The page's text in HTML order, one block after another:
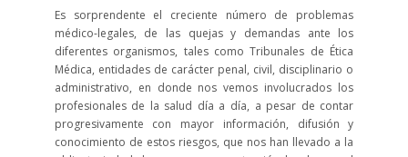
Es sorprendente el creciente número de problemas
médico-legales, de las quejas y demandas ante los
diferentes organismos, tales como Tribunales de Ética
Médica, entidades de carácter penal, civil, disciplinario o
administrativo, en donde nos vemos involucrados los
profesionales de la salud día a día, a pesar de contar
progresivamente con mayor información, difusión y
conocimiento de estos riesgos, que nos han llevado a la